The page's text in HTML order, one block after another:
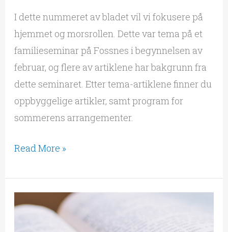
I dette nummeret av bladet vil vi fokusere på
hjemmet og morsrollen. Dette var tema på et
familieseminar på Fossnes i begynnelsen av
februar, og flere av artiklene har bakgrunn fra
dette seminaret. Etter tema-artiklene finner du
oppbyggelige artikler, samt program for
sommerens arrangementer.
Read More »